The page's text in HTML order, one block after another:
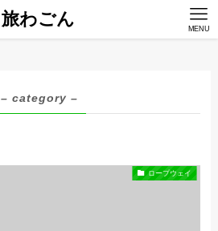
旅わごん MENU
– category –
ロープウェイ